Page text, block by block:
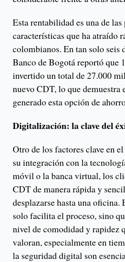
Esta rentabilidad es una de
características que ha atraído
colombianos. En tan solo seis
Banco de Bogotá reportó que
invertido un total de 27.000
nuevo CDT, lo que demuestra
generado esta opción de
Digitalización: la clave del
Otro de los factores clave en
su integración con la
móvil o la banca virtual, los
CDT de manera rápida y
desplazarse hasta una
solo facilita el proceso, sino
nivel de comodidad y rapidez
valoran, especialmente en
la seguridad digital son